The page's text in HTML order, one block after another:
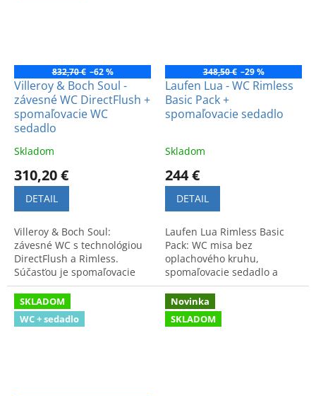
832,70 € –62 %
Villeroy & Boch Soul -
závesné WC DirectFlush +
spomaľovacie WC
sedadlo
Skladom
310,20 €
DETAIL
Villeroy & Boch Soul:
závesné WC s technológiou
DirectFlush a Rimless.
Súčasťou je spomaľovacie
sedadlo. Zaisťuje vysokú
hygienu a jednoduchú
údržbu.
348,50 € –29 %
Laufen Lua - WC Rimless
Basic Pack +
spomaľovacie sedadlo
Skladom
244 €
DETAIL
Laufen Lua Rimless Basic
Pack: WC misa bez
oplachového kruhu,
spomaľovacie sedadlo a
montážna páska. Moderný
dizajn a vysoká hygiena.
SKLADOM
WC + sedadlo
Novinka
SKLADOM